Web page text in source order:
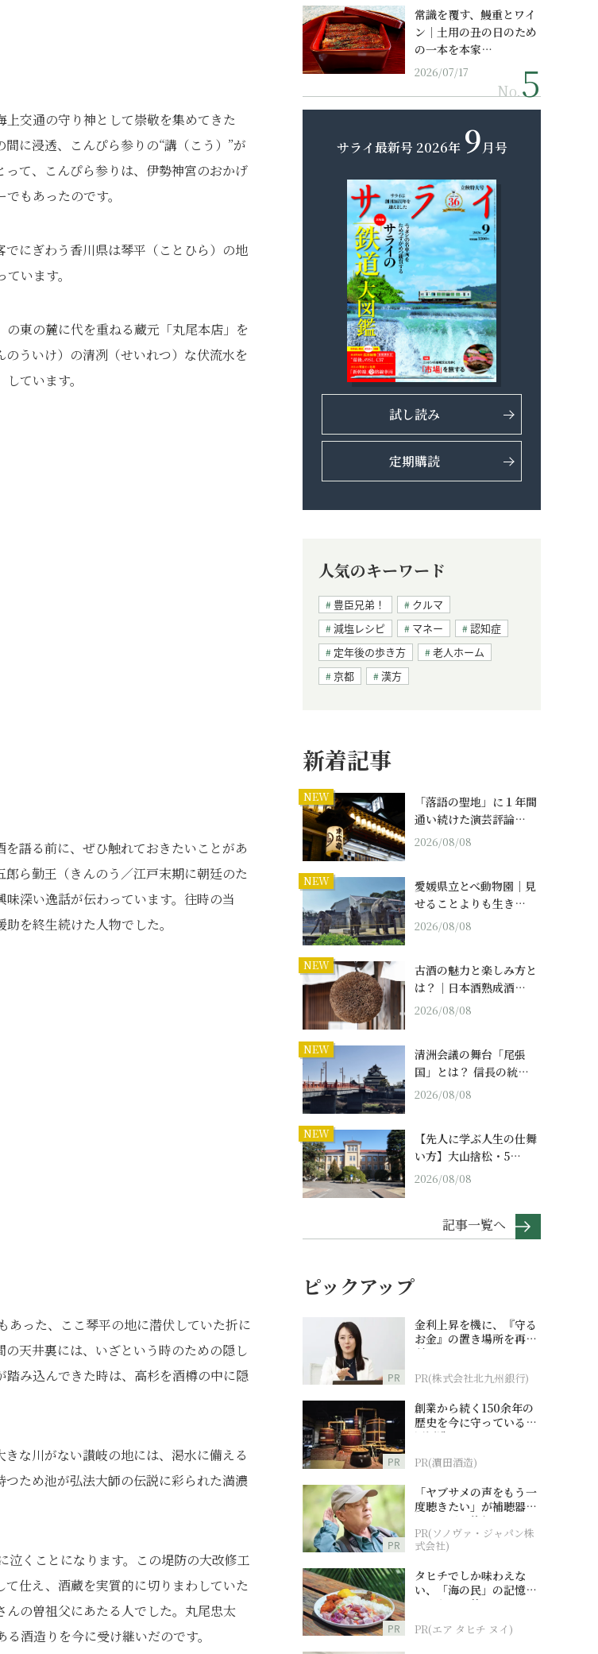
交通の守り神として崇敬を集めてきた
に浸透、こんぴら参りの“講（こう）”が
て、こんぴら参りは、伊勢神宮のおかげ
もあったのです。
にぎわう香川県は琴平（ことひら）の地
います。
東の麓に代を重ねる蔵元「丸尾本店」を
ういけ）の清冽（せいれつ）な伏流水を
ています。
語る前に、ぜひ触れておきたいことがあ
ら勤王（きんのう／江戸末期に朝廷のた
深い逸話が伝わっています。往時の当
を終生続けた人物でした。
あった、ここ琴平の地に潜伏していた折に
天井裏には、いざという時のための隠し
み込んできた時は、高杉を酒樽の中に隠
な川がない讃岐の地には、渇水に備える
ため池が弘法大師の伝説に彩られた満濃
泣くことになります。この堤防の大改修工
仕え、酒蔵を実質的に切りまわしていた
の曽祖父にあたる人でした。丸尾忠太
酒造りを今に受け継いだのです。
常識を覆す、鰻重とワイ
ン｜土用の丑の日のため
の一本を本家…
2026/07/17
No.
サライ最新号 2026年 9月号
試し読み
定期購読
人気のキーワード
豊臣兄弟！
クルマ
減塩レシピ
マネー
認知症
定年後の歩き方
老人ホーム
京都
漢方
新着記事
NEW
「落語の聖地」に１年間
通い続けた演芸評論…
2026/08/08
NEW
愛媛県立とべ動物園｜見
せることよりも生き…
2026/08/08
NEW
古酒の魅力と楽しみ方と
は？｜日本酒熟成酒…
2026/08/08
NEW
清洲会議の舞台「尾張
国」とは？ 信長の統…
2026/08/08
NEW
【先人に学ぶ人生の仕舞
い方】大山捨松・5…
2026/08/08
記事一覧へ
ピックアップ
PR
金利上昇を機に、『守る
お金』の置き場所を再検
討
PR(株式会社北九州銀行)
PR
創業から続く150余年の
歴史を今に守っている濵
田酒造
PR(濵田酒造)
PR
「ヤブサメの声をもう一
度聴きたい」が補聴器チ
ャレンジの後押しに
PR(ソノヴァ・ジャパン株
式会社)
PR
タヒチでしか味わえな
い、「海の民」の記憶へ
とつながる旅
PR(エア タヒチ ヌイ)